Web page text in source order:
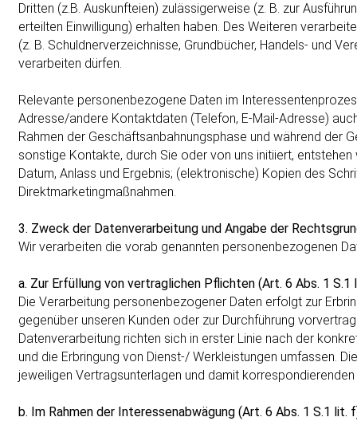
Dritten (z.B. Auskunfteien) zulässigerweise (z. B. zur
erteilten Einwilligung) erhalten haben. Des Weiteren
(z. B. Schuldnerverzeichnisse, Grundbücher, Handels- und
verarbeiten dürfen.
Relevante personenbezogene Daten im
Adresse/andere Kontaktdaten (Telefon, E-Mail-Adresse)
Rahmen der Geschäftsanbahnungsphase und während der
sonstige Kontakte, durch Sie oder von uns initiiert,
Datum, Anlass und Ergebnis; (elektronische) Kopien des
Direktmarketingmaßnahmen.
3. Zweck der Datenverarbeitung und Angabe der
Wir verarbeiten die vorab genannten personenbezogenen
a. Zur Erfüllung von vertraglichen Pflichten (Art. 6 Abs. 1 S.1
Die Verarbeitung personenbezogener Daten erfolgt zur
gegenüber unseren Kunden oder zur Durchführung
Datenverarbeitung richten sich in erster Linie nach der
und die Erbringung von Dienst-/ Werkleistungen umfassen.
jeweiligen Vertragsunterlagen und damit
b. Im Rahmen der Interessenabwägung (Art. 6 Abs. 1 S.1 lit.